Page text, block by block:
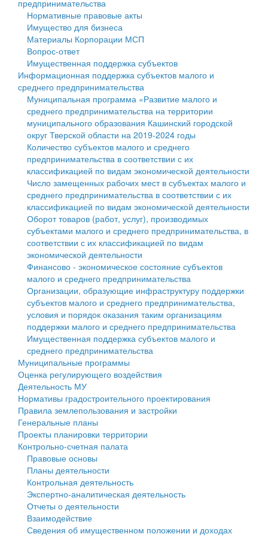
Государственные услуги
Промышленность и АПК
Экономика и бизнес
...
Символика
Устав
Гостям округа
Туризм
Культура
Образование
Здравоохранение
Социальная защита
Фотоальбом
муниципального округа Тверской области
Администрация Кашинского муниципального округа
Тверской области
Управление сельскими территориями
Открытые данные
Работа с обращениями граждан
Муниципальный контроль
Муниципальные услуги
Проекты административных регламентов
Антимонопольный комплаенс
Противодействие коррупции
Финансовое управление
Бюджет для граждан
Имущество
Выявление правообладателей ранее учтенных
объектов недвижимости
Имущественная поддержка субъектов малого и
среднего предпринимательства
Информационная поддержка субъектов малого и
среднего предпринимательства
Муниципальные программы
Контрольно-счетная палата
Персональные данные
Оценка регулирующего воздействия
Деятельность МУ
Нормативы градостроительного проектирования
Правила землепользования и застройки
Генеральные планы
Проекты планировки территории
Собрание депутатов
Городское поселение
Сельские поселения
предпринимательства
Нормативные правовые акты
Имущество для бизнеса
Материалы Корпорации МСП
Вопрос-ответ
Имущественная поддержка субъектов
Информационная поддержка субъектов малого и
среднего предпринимательства
Муниципальная программа «Развитие малого и
среднего предпринимательства на территории
муниципального образования Кашинский городской
округ Тверской области на 2019-2024 годы
Количество субъектов малого и среднего
предпринимательства в соответствии с их
классификацией по видам экономической деятельности
Число замещенных рабочих мест в субъектах малого и
среднего предпринимательства в соответствии с их
классификацией по видам экономической деятельности
Оборот товаров (работ, услуг), производимых
субъектами малого и среднего предпринимательства, в
соответствии с их классификацией по видам
экономической деятельности
Финансово - экономическое состояние субъектов
малого и среднего предпринимательства
Организации, образующие инфраструктуру поддержки
субъектов малого и среднего предпринимательства,
условия и порядок оказания таким организациям
поддержки малого и среднего предпринимательства
Имущественная поддержка субъектов малого и
среднего предпринимательства
Муниципальные программы
Оценка регулирующего воздействия
Деятельность МУ
Нормативы градостроительного проектирования
Правила землепользования и застройки
Генеральные планы
Проекты планировки территории
Контрольно-счетная палата
Правовые основы
Планы деятельности
Контрольная деятельность
Экспертно-аналитическая деятельность
Отчеты о деятельности
Взаимодействие
Сведения об имущественном положении и доходах